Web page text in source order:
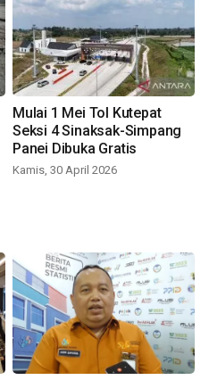
Mulai 1 Mei Tol Kutepat
Seksi 4 Sinaksak-Simpang
Panei Dibuka Gratis
Kamis, 30 April 2026